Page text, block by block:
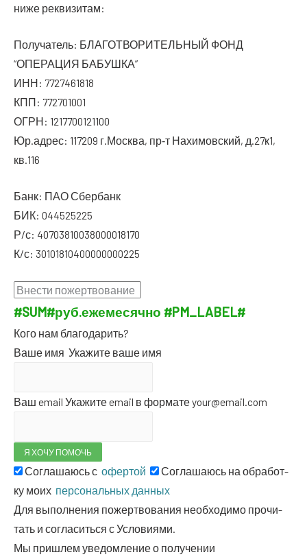
ниже реквизитам:
Полу­ча­тель: БЛАГОТВОРИТЕЛЬНЫЙ ФОНД
“ОПЕРАЦИЯ БАБУШКА”
ИНН: 7727461818
КПП: 772701001
ОГРН: 1217700121100
Юр.адрес: 117209 г.Москва, пр‑т Нахи­мов­ский, д.27к1,
кв.116
Банк: ПАО Сбербанк
БИК: 044525225
Р/с: 40703810038000018170
К/с: 30101810400000000225
#SUM#руб.еже­ме­сяч­но #PM_LABEL#
Кого нам благодарить?
Ваше имя Ука­жи­те ваше имя
Ваш email Ука­жи­те email в фор­ма­те your@email.com
Согла­ша­юсь с офертой
Согла­ша­юсь на обра­бот­
ку моих пер­со­наль­ных данных
Для выпол­не­ния пожерт­во­ва­ния необ­хо­ди­мо про­чи­
тать и согла­сить­ся с Условиями.
Мы при­шлем уве­дом­ле­ние о полу­че­нии